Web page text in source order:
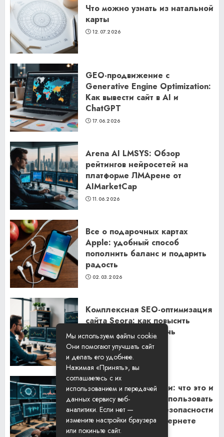
Что можно узнать из натальной
карты
12.07.2026
GEO-продвижение с
Generative Engine Optimization:
Как вывести сайт в AI и
ChatGPT
17.06.2026
Arena AI LMSYS: Обзор
рейтингов нейросетей на
платформе ЛМАрене от
AIMarketCap
11.06.2026
Все о подарочных картах
Apple: удобный способ
пополнить баланс и подарить
радость
02.03.2026
Комплексная SEO-оптимизация
сайта Seora: как повысить
видимость и привлечь
клиентов
06.02.2026
Резидентские прокси: что это и
как их правильно использовать
для обеспечения безопасности
и анонимности в интернете
29.01.2026
Мы используем файлы cookie.
Они помогают улучшать сайт
и делать его удобнее.
Нажимая «Принять», вы
соглашаетесь с их
использованием и передачей
данных сервису веб-
аналитики. Если нет —
измените настройки браузера
или покиньте сайт.